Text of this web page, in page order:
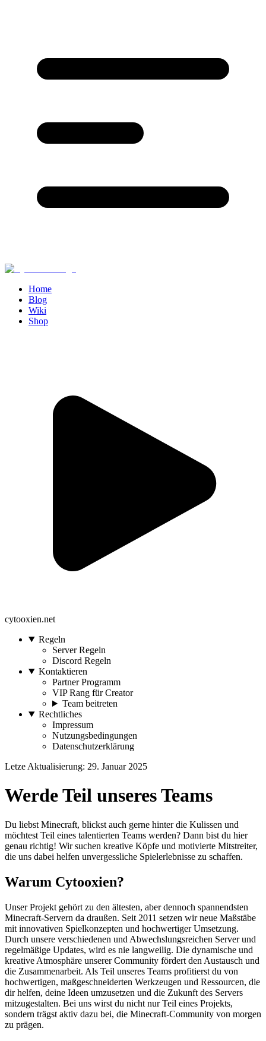
Home
Blog
Wiki
Shop
cytooxien.net
Regeln
Server Regeln
Discord Regeln
Kontaktieren
Partner Programm
VIP Rang für Creator
Team beitreten
Rechtliches
Impressum
Nutzungsbedingungen
Datenschutzerklärung
Letze Aktualisierung: 29. Januar 2025
Werde Teil unseres Teams
Du liebst Minecraft, blickst auch gerne hinter die Kulissen und
möchtest Teil eines talentierten Teams werden? Dann bist du hier
genau richtig! Wir suchen kreative Köpfe und motivierte Mitstreiter,
die uns dabei helfen unvergessliche Spielerlebnisse zu schaffen.
Warum Cytooxien?
Unser Projekt gehört zu den ältesten, aber dennoch spannendsten
Minecraft-Servern da draußen. Seit 2011 setzen wir neue Maßstäbe
mit innovativen Spielkonzepten und hochwertiger Umsetzung.
Durch unsere verschiedenen und Abwechslungsreichen Server und
regelmäßige Updates, wird es nie langweilig. Die dynamische und
kreative Atmosphäre unserer Community fördert den Austausch und
die Zusammenarbeit. Als Teil unseres Teams profitierst du von
hochwertigen, maßgeschneiderten Werkzeugen und Ressourcen, die
dir helfen, deine Ideen umzusetzen und die Zukunft des Servers
mitzugestalten. Bei uns wirst du nicht nur Teil eines Projekts,
sondern trägst aktiv dazu bei, die Minecraft-Community von morgen
zu prägen.